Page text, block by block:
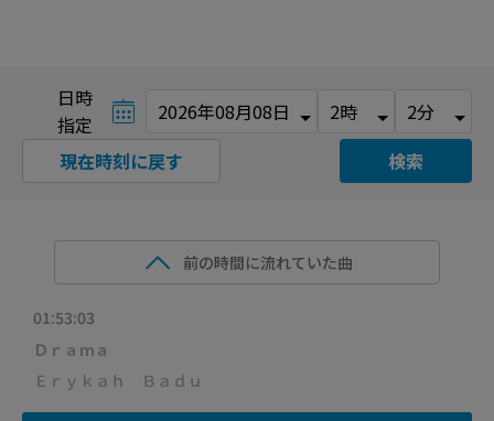
日時
指定
検索
現在時刻に戻す
前の時間に流れていた曲
01:53:03
Ｄｒａｍａ
Ｅｒｙｋａｈ Ｂａｄｕ